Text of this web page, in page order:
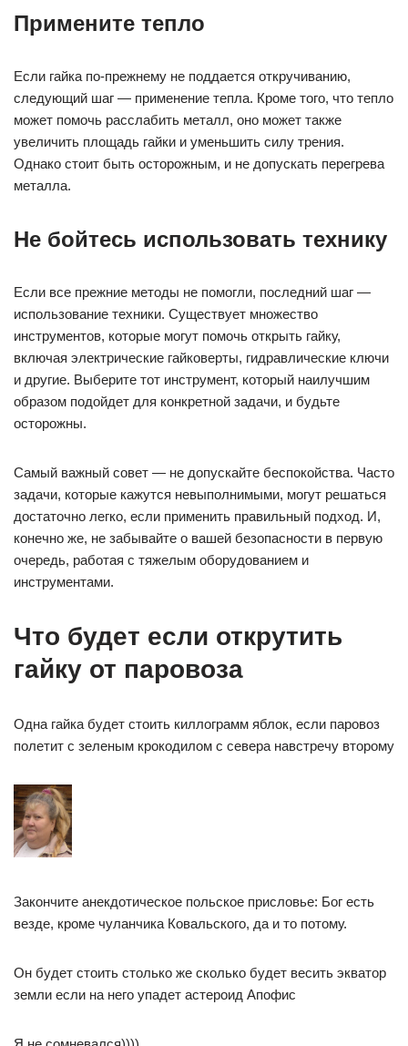
Примените тепло
Если гайка по-прежнему не поддается откручиванию,
следующий шаг — применение тепла. Кроме того, что тепло
может помочь расслабить металл, оно может также
увеличить площадь гайки и уменьшить силу трения.
Однако стоит быть осторожным, и не допускать перегрева
металла.
Не бойтесь использовать технику
Если все прежние методы не помогли, последний шаг —
использование техники. Существует множество
инструментов, которые могут помочь открыть гайку,
включая электрические гайковерты, гидравлические ключи
и другие. Выберите тот инструмент, который наилучшим
образом подойдет для конкретной задачи, и будьте
осторожны.
Самый важный совет — не допускайте беспокойства. Часто
задачи, которые кажутся невыполнимыми, могут решаться
достаточно легко, если применить правильный подход. И,
конечно же, не забывайте о вашей безопасности в первую
очередь, работая с тяжелым оборудованием и
инструментами.
Что будет если открутить
гайку от паровоза
Одна гайка будет стоить киллограмм яблок, если паровоз
полетит с зеленым крокодилом с севера навстречу второму
Закончите анекдотическое польское присловье: Бог есть
везде, кроме чуланчика Ковальского, да и то потому.
Он будет стоить столько же сколько будет весить экватор
земли если на него упадет астероид Апофис